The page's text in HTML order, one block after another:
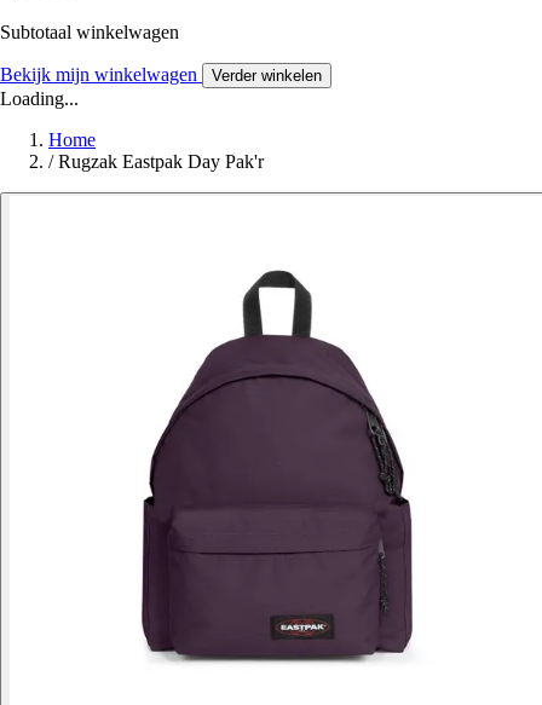
Subtotaal winkelwagen
Bekijk mijn winkelwagen Verder winkelen
Loading...
Home
/ Rugzak Eastpak Day Pak'r